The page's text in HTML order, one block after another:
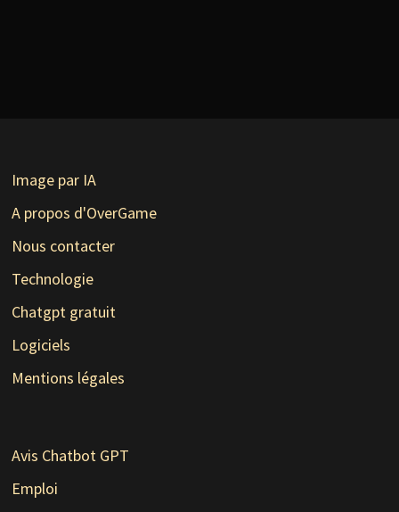
Image par IA
A propos d'OverGame
Nous contacter
Technologie
Chatgpt gratuit
Logiciels
Mentions légales
Avis Chatbot GPT
Emploi